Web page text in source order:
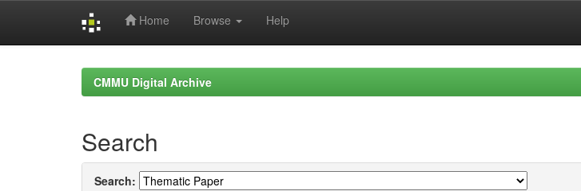
Home Browse Help
CMMU Digital Archive
Search
Search: